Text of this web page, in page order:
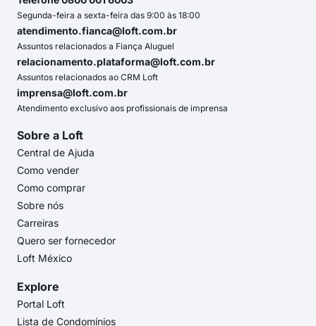
Segunda-feira a sexta-feira das 9:00 às 18:00
atendimento.fianca@loft.com.br
Assuntos relacionados a Fiança Aluguel
relacionamento.plataforma@loft.com.br
Assuntos relacionados ao CRM Loft
imprensa@loft.com.br
Atendimento exclusivo aos profissionais de imprensa
Sobre a Loft
Central de Ajuda
Como vender
Como comprar
Sobre nós
Carreiras
Quero ser fornecedor
Loft México
Explore
Portal Loft
Lista de Condomínios